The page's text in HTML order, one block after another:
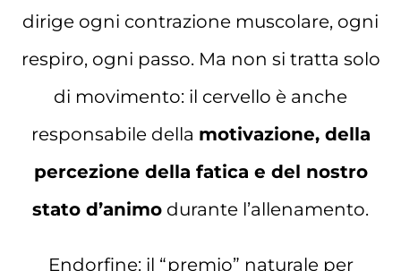
dirige ogni contrazione muscolare, ogni
respiro, ogni passo. Ma non si tratta solo
di movimento: il cervello è anche
responsabile della motivazione, della
percezione della fatica e del nostro
stato d’animo durante l’allenamento.
Endorfine: il “premio” naturale per